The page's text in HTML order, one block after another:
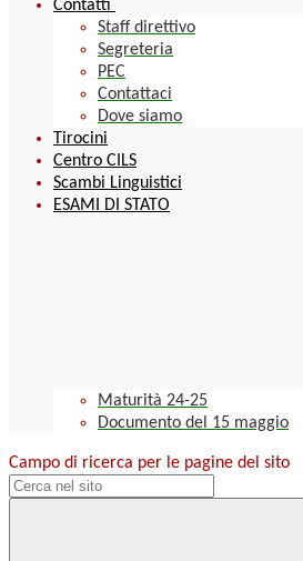
Contatti
Staff direttivo
Segreteria
PEC
Contattaci
Dove siamo
Tirocini
Centro CILS
Scambi Linguistici
ESAMI DI STATO
Maturità 24-25
Documento del 15 maggio
Campo di ricerca per le pagine del sito